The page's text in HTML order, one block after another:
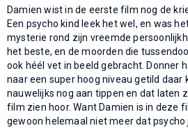
Damien wist in de eerste film nog de
Een psycho kind leek het wel, en was
mysterie rond zijn vreemde
het beste, en de moorden die
ook héél vet in beeld gebracht. Donner
naar een super hoog niveau getild daar
nauwelijks nog aan tippen en dat laten
film zien hoor. Want Damien is in deze
gewoon helemaal niet meer dat psycho